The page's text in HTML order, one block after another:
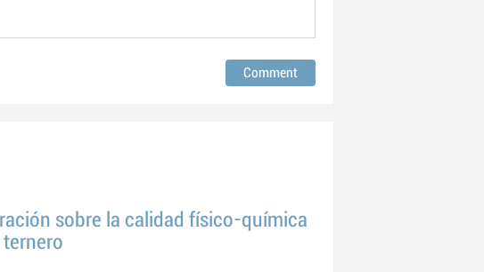
sobre la calidad físico-química